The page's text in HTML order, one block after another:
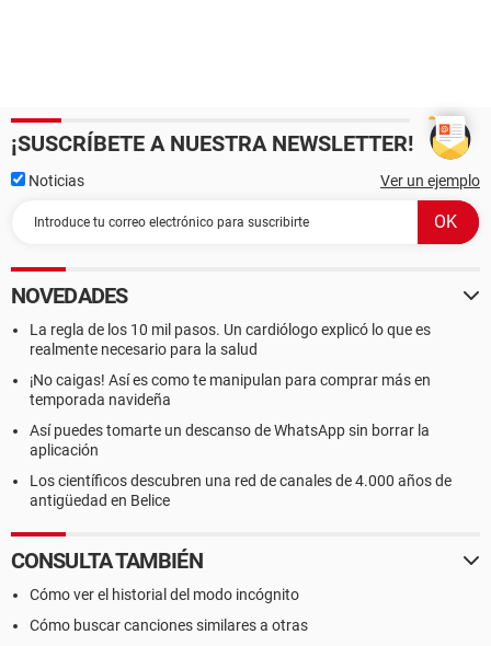
¡SUSCRÍBETE A NUESTRA NEWSLETTER!
Noticias Ver un ejemplo
NOVEDADES
La regla de los 10 mil pasos. Un cardiólogo explicó lo que es
realmente necesario para la salud
¡No caigas! Así es como te manipulan para comprar más en
temporada navideña
Así puedes tomarte un descanso de WhatsApp sin borrar la
aplicación
Los científicos descubren una red de canales de 4.000 años de
antigüedad en Belice
CONSULTA TAMBIÉN
Cómo ver el historial del modo incógnito
Cómo buscar canciones similares a otras